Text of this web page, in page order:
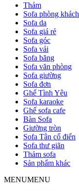
Thảm
Sofa phòng khách
Sofa da
Sofa giá rẻ
Sofa góc
Sofa vải
Sofa băng
Sofa văn phòng
Sofa giường
Sofa đơn
Ghế Tình Yêu
Sofa karaoke
Ghế sofa cafe
Bàn Sofa
Giường tròn
Sofa Tân cổ điển
Sofa thư giãn
Thảm sofa
Sản phẩm khác
MENUMENU